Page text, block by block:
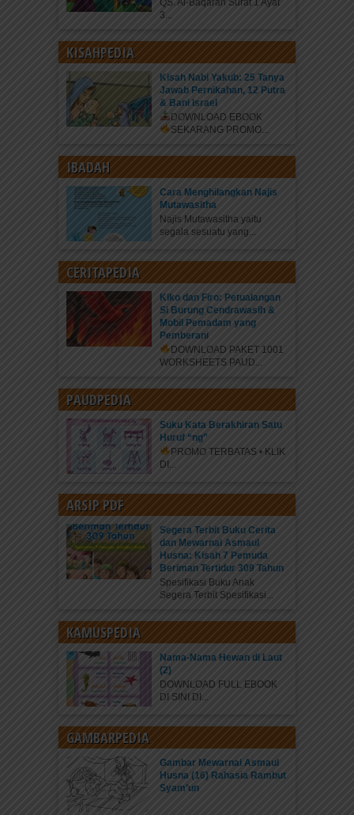
QS. Al-Baqarah Surat 1 Ayat
3...
KISAHPEDIA
Kisah Nabi Yakub: 25 Tanya
Jawab Pernikahan, 12 Putra
& Bani Israel
DOWNLOAD EBOOK
SEKARANG PROMO...
IBADAH
Cara Menghilangkan Najis
Mutawasitha
Najis Mutawasitha yaitu
segala sesuatu yang...
CERITAPEDIA
Kiko dan Firo: Petualangan
Si Burung Cendrawasih &
Mobil Pemadam yang
Pemberani
DOWNLOAD PAKET 1001
WORKSHEETS PAUD...
PAUDPEDIA
Suku Kata Berakhiran Satu
Huruf “ng”
PROMO TERBATAS • KLIK
DI...
ARSIP PDF
Segera Terbit Buku Cerita
dan Mewarnai Asmaul
Husna: Kisah 7 Pemuda
Beriman Tertidur 309 Tahun
Spesifikasi Buku Anak
Segera Terbit Spesifikasi...
KAMUSPEDIA
Nama-Nama Hewan di Laut
(2)
DOWNLOAD FULL EBOOK
DI SINI DI...
GAMBARPEDIA
Gambar Mewarnai Asmaul
Husna (16) Rahasia Rambut
Syam’un